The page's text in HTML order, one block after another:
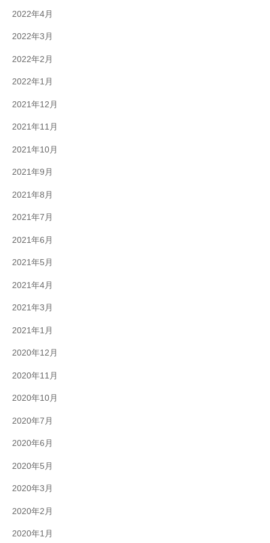
2022年4月
2022年3月
2022年2月
2022年1月
2021年12月
2021年11月
2021年10月
2021年9月
2021年8月
2021年7月
2021年6月
2021年5月
2021年4月
2021年3月
2021年1月
2020年12月
2020年11月
2020年10月
2020年7月
2020年6月
2020年5月
2020年3月
2020年2月
2020年1月